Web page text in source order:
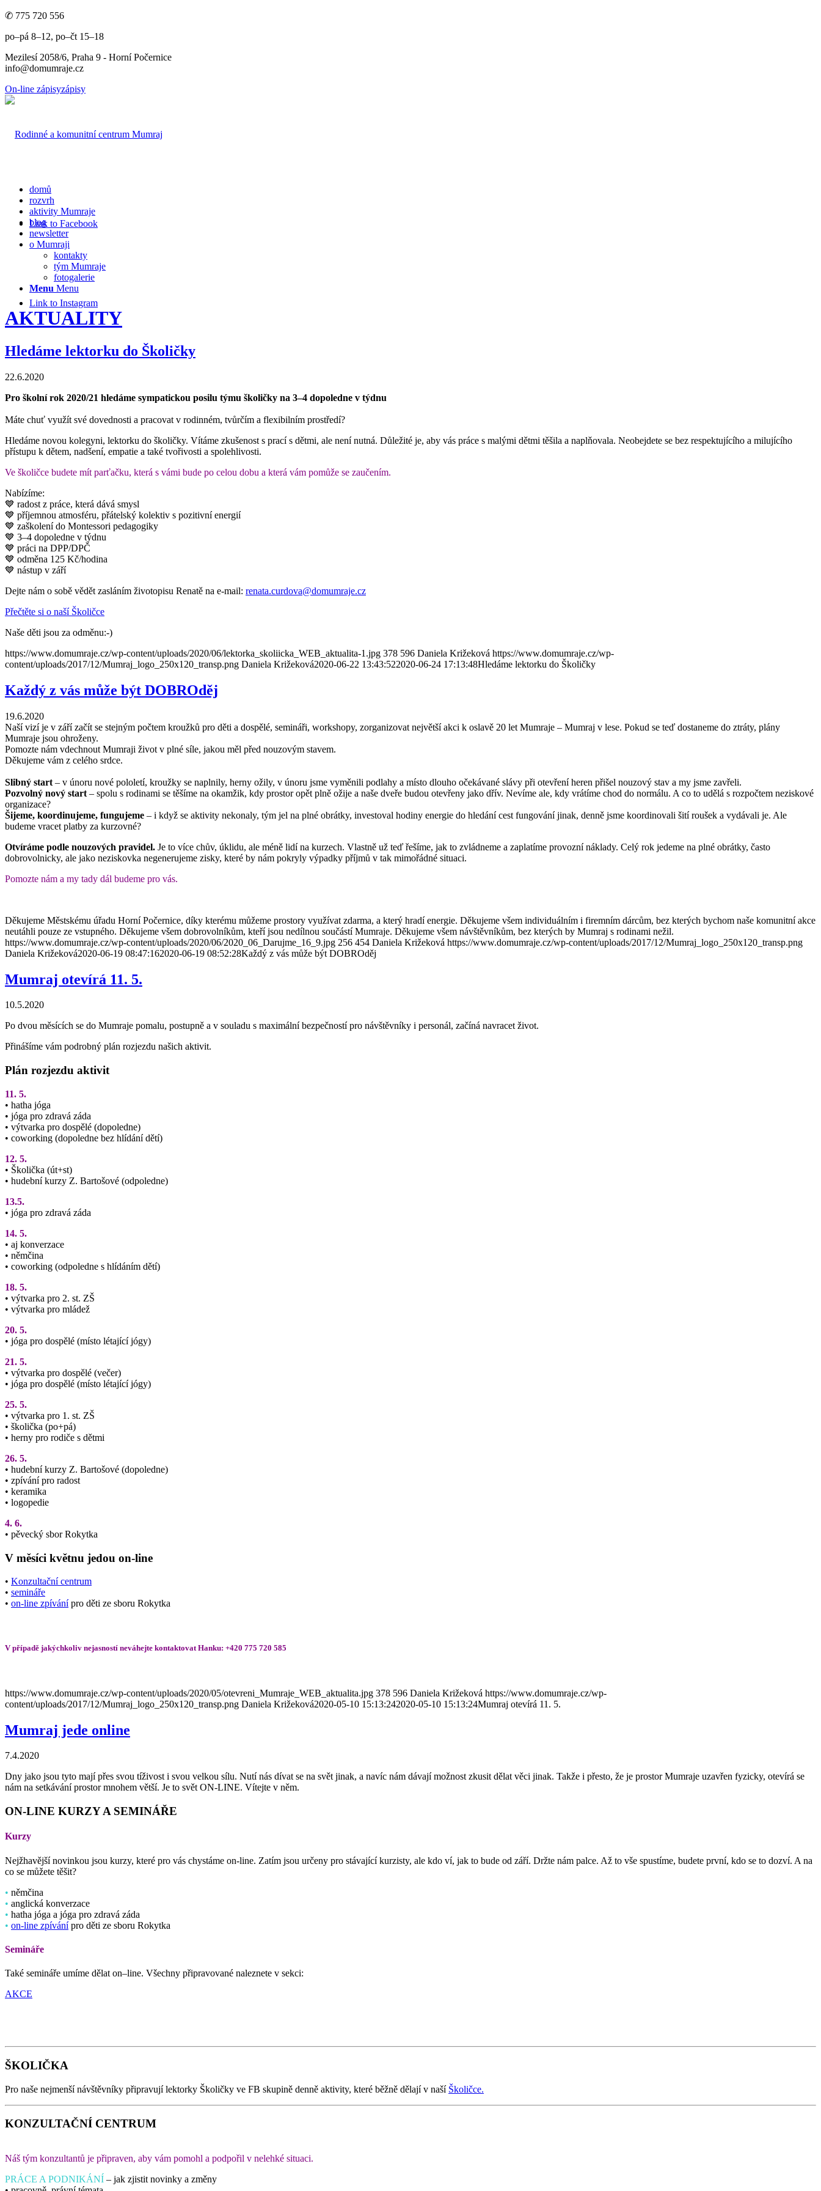
✆ 775 720 556
po–pá 8–12, po–čt 15–18
Mezilesí 2058/6, Praha 9 - Horní Počernice
info@domumraje.cz
On-line zápisyzápisy
Link to Facebook
Link to Instagram
domů
rozvrh
aktivity Mumraje
blog
newsletter
o Mumraji
kontakty
tým Mumraje
fotogalerie
Menu Menu
AKTUALITY
Hledáme lektorku do Školičky
22.6.2020
Pro školní rok 2020/21 hledáme sympatickou posilu týmu školičky na 3–4 dopoledne v týdnu
Máte chuť využít své dovednosti a pracovat v rodinném, tvůrčím a flexibilním prostředí?
Hledáme novou kolegyni, lektorku do školičky. Vítáme zkušenost s prací s dětmi, ale není nutná. Důležité je, aby vás práce s malými dětmi těšila a naplňovala. Neobejdete se bez respektujícího a milujícího
přístupu k dětem, nadšení, empatie a také tvořivosti a spolehlivosti.
Ve školičce budete mít parťačku, která s vámi bude po celou dobu a která vám pomůže se zaučením.
Nabízíme:
💙 radost z práce, která dává smysl
💙 příjemnou atmosféru, přátelský kolektiv s pozitivní energií
💙 zaškolení do Montessori pedagogiky
💙 3–4 dopoledne v týdnu
💙 práci na DPP/DPČ
💙 odměna 125 Kč/hodina
💙 nástup v září
Dejte nám o sobě vědět zasláním životopisu Renatě na e-mail: renata.curdova@domumraje.cz
Přečtěte si o naší Školičce
Naše děti jsou za odměnu:-)
https://www.domumraje.cz/wp-content/uploads/2020/06/lektorka_skoliicka_WEB_aktualita-1.jpg 378 596 Daniela Križeková https://www.domumraje.cz/wp-
content/uploads/2017/12/Mumraj_logo_250x120_transp.png Daniela Križeková2020-06-22 13:43:522020-06-24 17:13:48Hledáme lektorku do Školičky
Každý z vás může být DOBROděj
19.6.2020
Naší vizí je v září začít se stejným počtem kroužků pro děti a dospělé, semináři, workshopy, zorganizovat největší akci k oslavě 20 let Mumraje – Mumraj v lese. Pokud se teď dostaneme do ztráty, plány
Mumraje jsou ohroženy.
Pomozte nám vdechnout Mumraji život v plné síle, jakou měl před nouzovým stavem.
Děkujeme vám z celého srdce.
Slibný start – v únoru nové pololetí, kroužky se naplnily, herny ožily, v únoru jsme vyměnili podlahy a místo dlouho očekávané slávy při otevření heren přišel nouzový stav a my jsme zavřeli.
Pozvolný nový start – spolu s rodinami se těšíme na okamžik, kdy prostor opět plně ožije a naše dveře budou otevřeny jako dřív. Nevíme ale, kdy vrátíme chod do normálu. A co to udělá s rozpočtem neziskové
organizace?
Šijeme, koordinujeme, fungujeme – i když se aktivity nekonaly, tým jel na plné obrátky, investoval hodiny energie do hledání cest fungování jinak, denně jsme koordinovali šití roušek a vydávali je. Ale
budeme vracet platby za kurzovné?
Otvíráme podle nouzových pravidel. Je to více chův, úklidu, ale méně lidí na kurzech. Vlastně už teď řešíme, jak to zvládneme a zaplatíme provozní náklady. Celý rok jedeme na plné obrátky, často
dobrovolnicky, ale jako neziskovka negenerujeme zisky, které by nám pokryly výpadky příjmů v tak mimořádné situaci.
Pomozte nám a my tady dál budeme pro vás.
Děkujeme Městskému úřadu Horní Počernice, díky kterému můžeme prostory využívat zdarma, a který hradí energie. Děkujeme všem individuálním i firemním dárcům, bez kterých bychom naše komunitní akce
neutáhli pouze ze vstupného. Děkujeme všem dobrovolníkům, kteří jsou nedílnou součástí Mumraje. Děkujeme všem návštěvníkům, bez kterých by Mumraj s rodinami nežil.
https://www.domumraje.cz/wp-content/uploads/2020/06/2020_06_Darujme_16_9.jpg 256 454 Daniela Križeková https://www.domumraje.cz/wp-content/uploads/2017/12/Mumraj_logo_250x120_transp.png
Daniela Križeková2020-06-19 08:47:162020-06-19 08:52:28Každý z vás může být DOBROděj
Mumraj otevírá 11. 5.
10.5.2020
Po dvou měsících se do Mumraje pomalu, postupně a v souladu s maximální bezpečností pro návštěvníky i personál, začíná navracet život.
Přinášíme vám podrobný plán rozjezdu našich aktivit.
Plán rozjezdu aktivit
11. 5.
• hatha jóga
• jóga pro zdravá záda
• výtvarka pro dospělé (dopoledne)
• coworking (dopoledne bez hlídání dětí)
12. 5.
• Školička (út+st)
• hudební kurzy Z. Bartošové (odpoledne)
13.5.
• jóga pro zdravá záda
14. 5.
• aj konverzace
• němčina
• coworking (odpoledne s hlídáním dětí)
18. 5.
• výtvarka pro 2. st. ZŠ
• výtvarka pro mládež
20. 5.
• jóga pro dospělé (místo létající jógy)
21. 5.
• výtvarka pro dospělé (večer)
• jóga pro dospělé (místo létající jógy)
25. 5.
• výtvarka pro 1. st. ZŠ
• školička (po+pá)
• herny pro rodiče s dětmi
26. 5.
• hudební kurzy Z. Bartošové (dopoledne)
• zpívání pro radost
• keramika
• logopedie
4. 6.
• pěvecký sbor Rokytka
V měsíci květnu jedou on-line
• Konzultační centrum
• semináře
• on-line zpívánípro děti ze sboru Rokytka
V případě jakýchkoliv nejasností neváhejte kontaktovat Hanku: +420 775 720 585
https://www.domumraje.cz/wp-content/uploads/2020/05/otevreni_Mumraje_WEB_aktualita.jpg 378 596 Daniela Križeková https://www.domumraje.cz/wp-
content/uploads/2017/12/Mumraj_logo_250x120_transp.png Daniela Križeková2020-05-10 15:13:242020-05-10 15:13:24Mumraj otevírá 11. 5.
Mumraj jede online
7.4.2020
Dny jako jsou tyto mají přes svou tíživost i svou velkou sílu. Nutí nás dívat se na svět jinak, a navíc nám dávají možnost zkusit dělat věci jinak. Takže i přesto, že je prostor Mumraje uzavřen fyzicky, otevírá se
nám na setkávání prostor mnohem větší. Je to svět ON-LINE. Vítejte v něm.
ON-LINE KURZY A SEMINÁŘE
Kurzy
Nejžhavější novinkou jsou kurzy, které pro vás chystáme on-line. Zatím jsou určeny pro stávající kurzisty, ale kdo ví, jak to bude od září. Držte nám palce. Až to vše spustíme, budete první, kdo se to dozví. A na
co se můžete těšit?
• němčina
• anglická konverzace
• hatha jóga a jóga pro zdravá záda
• on-line zpívánípro děti ze sboru Rokytka
Semináře
Také semináře umíme dělat on–line. Všechny připravované naleznete v sekci:
AKCE
ŠKOLIČKA
Pro naše nejmenší návštěvníky připravují lektorky Školičky ve FB skupině denně aktivity, které běžně dělají v naší Školičce.
KONZULTAČNÍ CENTRUM
Náš tým konzultantů je připraven, aby vám pomohl a podpořil v nelehké situaci.
PRÁCE A PODNIKÁNÍ – jak zjistit novinky a změny